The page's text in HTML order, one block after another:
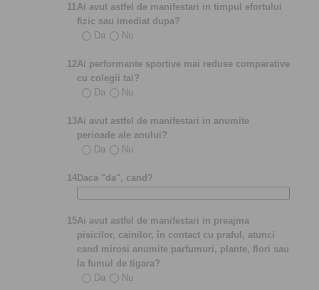
11Ai avut astfel de manifestari in timpul efortului
fizic sau imediat dupa?
Da
Nu
12Ai performante sportive mai reduse comparative
cu colegii tai?
Da
Nu
13Ai avut astfel de manifestari in anumite
perioade ale anului?
Da
Nu
14 Daca "da", cand?
15Ai avut astfel de manifestari in preajma
pisicilor, cainilor, în contact cu praful, atunci
cand mirosi anumite parfumuri, plante, flori sau
la fumul de tigara?
Da
Nu